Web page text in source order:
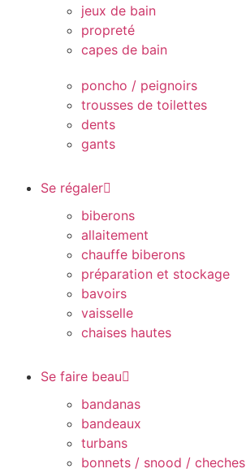
jeux de bain
propreté
capes de bain
poncho / peignoirs
trousses de toilettes
dents
gants
Se régaler
biberons
allaitement
chauffe biberons
préparation et stockage
bavoirs
vaisselle
chaises hautes
Se faire beau
bandanas
bandeaux
turbans
bonnets / snood / cheches